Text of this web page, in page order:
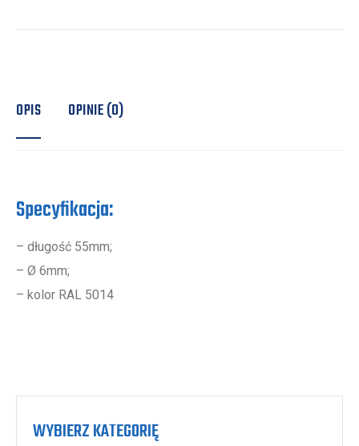
OPIS OPINIE (0)
Specyfikacja:
– długość 55mm;
– Ø 6mm;
– kolor RAL 5014
WYBIERZ KATEGORIĘ